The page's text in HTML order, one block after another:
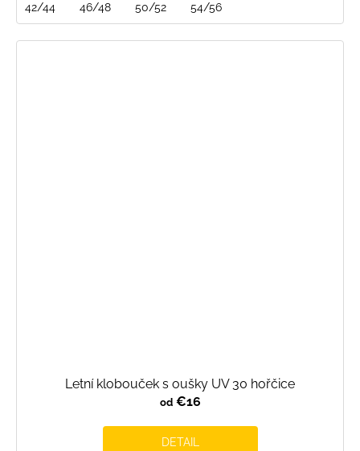
42/44 46/48 50/52 54/56
Letní klobouček s oušky UV 30 hořčice
od€16
DETAIL